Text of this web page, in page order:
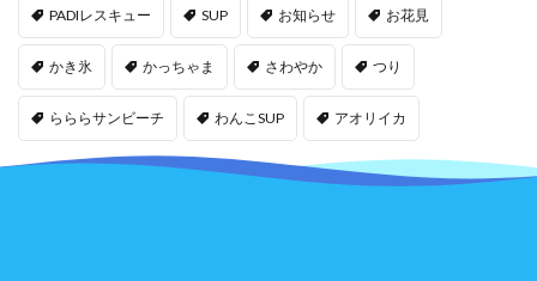
PADIレスキュー SUP お知らせ お花見
かき氷 かっちゃま さわやか つり
らららサンビーチ わんこSUP アオリイカ